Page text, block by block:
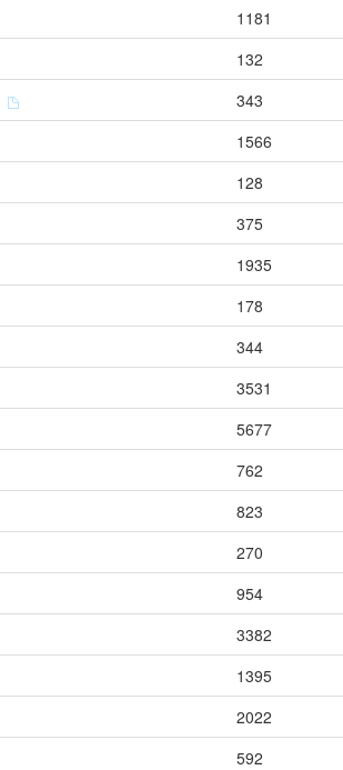
1181
132
343
1566
128
375
1935
178
344
3531
5677
762
823
270
954
3382
1395
2022
592